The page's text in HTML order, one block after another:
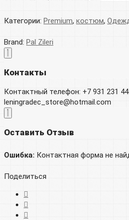
Категории: Premium, костюм,
Brand: Pal Zileri
Контакты
Контактный телефон: +7 931 231 44
leningradec_store@hotmail.com
Оставить Отзыв
Ошибка: Контактная форма не
Поделиться